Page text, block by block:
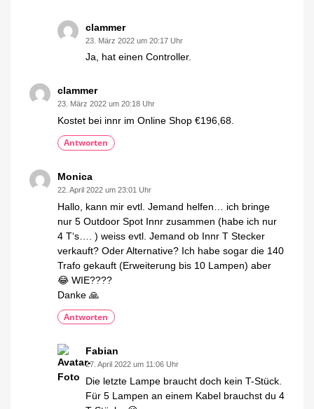
clammer
23. März 2022 um 20:17 Uhr
Ja, hat einen Controller.
clammer
23. März 2022 um 20:18 Uhr
Kostet bei innr im Online Shop €196,68.
Antworten
Monica
22. April 2022 um 23:01 Uhr
Hallo, kann mir evtl. Jemand helfen… ich bringe
nur 5 Outdoor Spot Innr zusammen (habe ich nur
4 T‘s…. ) weiss evtl. Jemand ob Innr T Stecker
verkauft? Oder Alternative? Ich habe sogar die 140
Trafo gekauft (Erweiterung bis 10 Lampen) aber
😂 WIE????
Danke 🙏
Antworten
Fabian
27. April 2022 um 11:06 Uhr
Die letzte Lampe braucht doch kein T-Stück.
Für 5 Lampen an einem Kabel brauchst du 4